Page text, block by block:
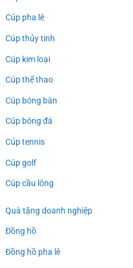
Cúp pha lê
Cúp thủy tinh
Cúp kim loại
Cúp thể thao
Cúp bóng bàn
Cúp bóng đá
Cúp tennis
Cúp golf
Cúp cầu lông
Quà tặng doanh nghiệp
Đồng hồ
Đồng hồ pha lê